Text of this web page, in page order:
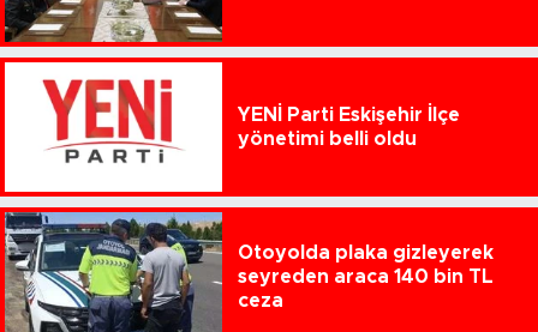
YENİ Parti Eskişehir İlçe
yönetimi belli oldu
Otoyolda plaka gizleyerek
seyreden araca 140 bin TL
ceza